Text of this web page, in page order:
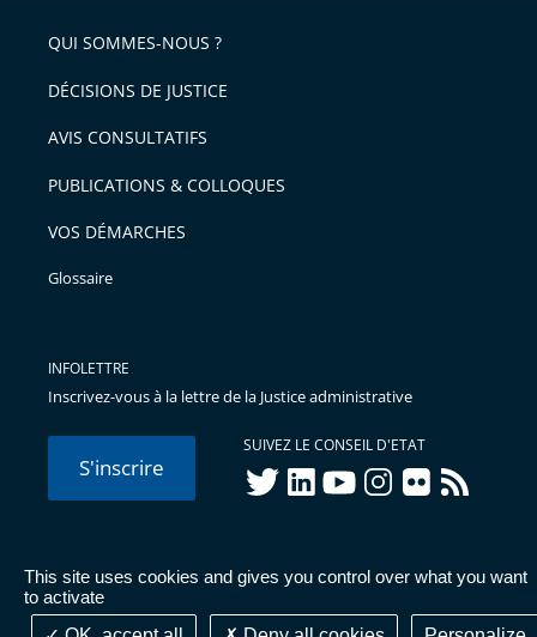
This site uses cookies and gives you control over what you want
to activate
QUI SOMMES-NOUS ?
DÉCISIONS DE JUSTICE
AVIS CONSULTATIFS
PUBLICATIONS & COLLOQUES
VOS DÉMARCHES
Glossaire
INFOLETTRE
Inscrivez-vous à la lettre de la Justice administrative
S'inscrire
SUIVEZ LE CONSEIL D'ETAT
twitterlinkedInyoutubeinstagram
flickr rss
© Conseil d'État 2026 - Mentions légales
Données
personnelles-Publications administratives-Accessibilité :
partiellement conforme